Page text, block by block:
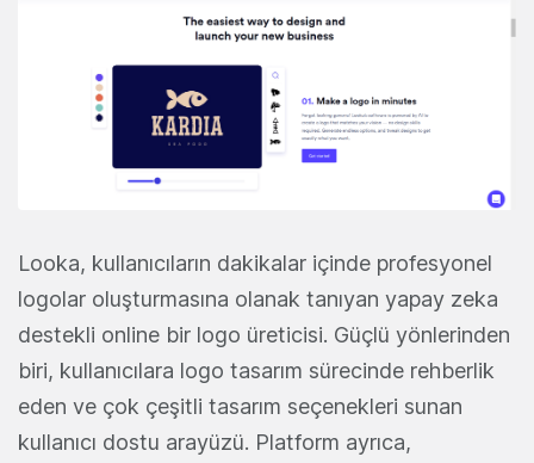
Looka, kullanıcıların dakikalar içinde profesyonel
logolar oluşturmasına olanak tanıyan yapay zeka
destekli online bir logo üreticisi. Güçlü yönlerinden
biri, kullanıcılara logo tasarım sürecinde rehberlik
eden ve çok çeşitli tasarım seçenekleri sunan
kullanıcı dostu arayüzü. Platform ayrıca,